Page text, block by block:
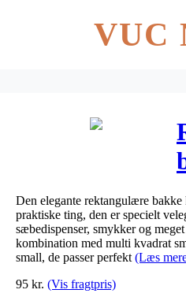
VUC
Den elegante rektangulære bakke
praktiske ting, den er specielt
sæbedispenser, smykker og
kombination med multi kvadrat
small, de passer perfekt (Læs
95 kr. (Vis fragtpris)